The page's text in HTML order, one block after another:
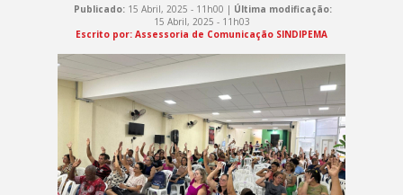
Publicado: 15 Abril, 2025 - 11h00 | Última modificação:
15 Abril, 2025 - 11h03
Escrito por: Assessoria de Comunicação SINDIPEMA